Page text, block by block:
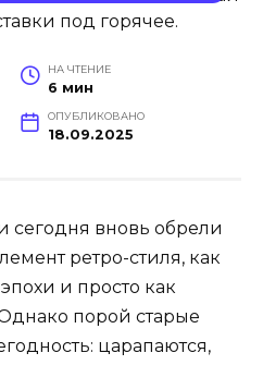
НА ЧТЕНИЕ
6 мин
ОПУБЛИКОВАНО
18.09.2025
сегодня вновь обрели
ретро-стиля, как
и просто как
порой старые
царапаются,